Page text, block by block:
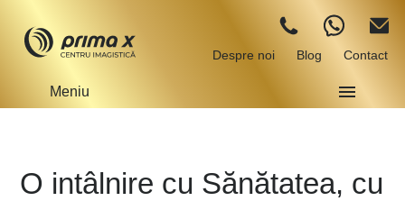
Despre noi Blog Contact
Meniu
O intâlnire cu Sănătatea, cu